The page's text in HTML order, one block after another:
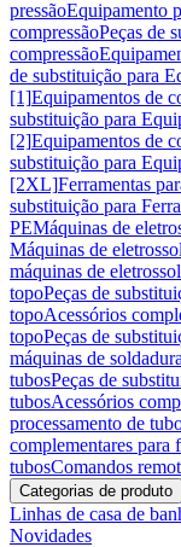
pressãoEquipamento
compressãoPeças de
compressão
de substituição para
[1]Equipamentos de
substituição para
[2]Equipamentos de
substituição para
[2XL]Ferramentas
substituição para
PEMáquinas de
Máquinas de
máquinas de
topoPeças de
topoAcessórios
topoPeças de
máquinas de
tubosPeças de
tubosAcessórios
processamento de
complementares para
tubosComandos
Categorias de produto
Linhas de casa de
Novidades